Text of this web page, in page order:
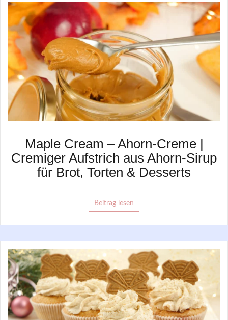
Maple Cream – Ahorn-Creme |
Cremiger Aufstrich aus Ahorn-Sirup
für Brot, Torten & Desserts
Beitrag lesen